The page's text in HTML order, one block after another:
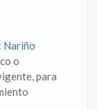
Nariño
o
para